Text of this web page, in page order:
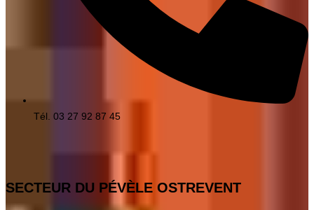
Tél. 03 27 92 87 45
SECTEUR DU PÉVÈLE OSTREVENT